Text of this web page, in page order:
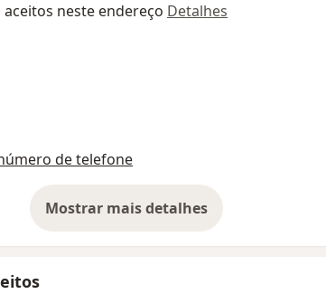
neste endereço Detalhes
de telefone
Mostrar mais detalhes
sobre o endereço